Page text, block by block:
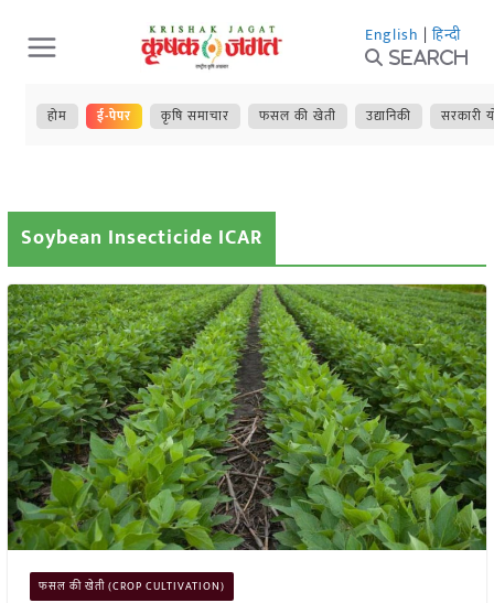
Skip
to
content
English | हिन्दी
Search
होम ई-पेपर कृषि समाचार फसल की खेती उद्यानिकी सरकारी
Soybean Insecticide ICAR
फसल की खेती (CROP CULTIVATION)